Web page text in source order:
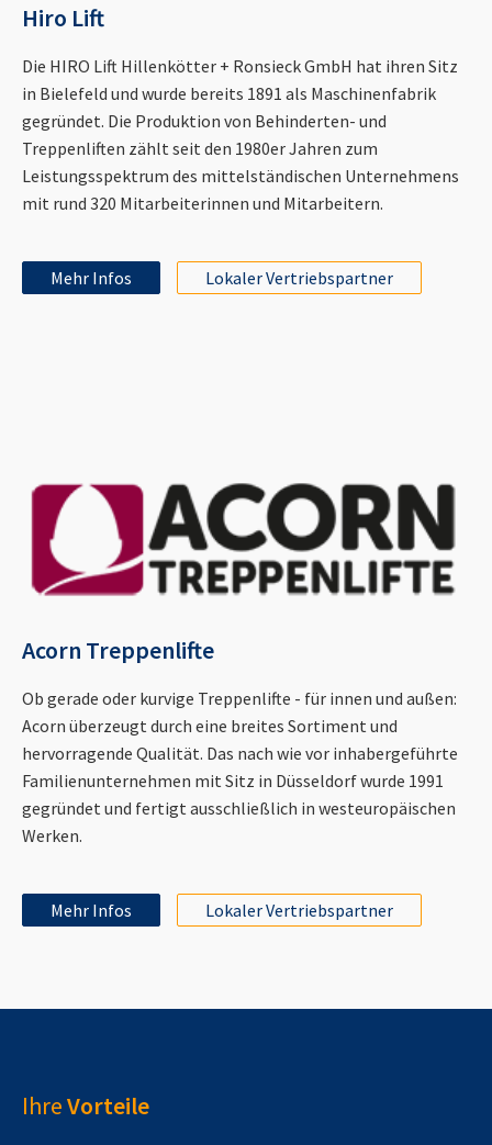
Hiro Lift
Die HIRO Lift Hillenkötter + Ronsieck GmbH hat ihren Sitz
in Bielefeld und wurde bereits 1891 als Maschinenfabrik
gegründet. Die Produktion von Behinderten- und
Treppenliften zählt seit den 1980er Jahren zum
Leistungsspektrum des mittelständischen Unternehmens
mit rund 320 Mitarbeiterinnen und Mitarbeitern.
Mehr Infos Lokaler Vertriebspartner
Acorn Treppenlifte
Ob gerade oder kurvige Treppenlifte - für innen und außen:
Acorn überzeugt durch eine breites Sortiment und
hervorragende Qualität. Das nach wie vor inhabergeführte
Familienunternehmen mit Sitz in Düsseldorf wurde 1991
gegründet und fertigt ausschließlich in westeuropäischen
Werken.
Mehr Infos Lokaler Vertriebspartner
IhreVorteile